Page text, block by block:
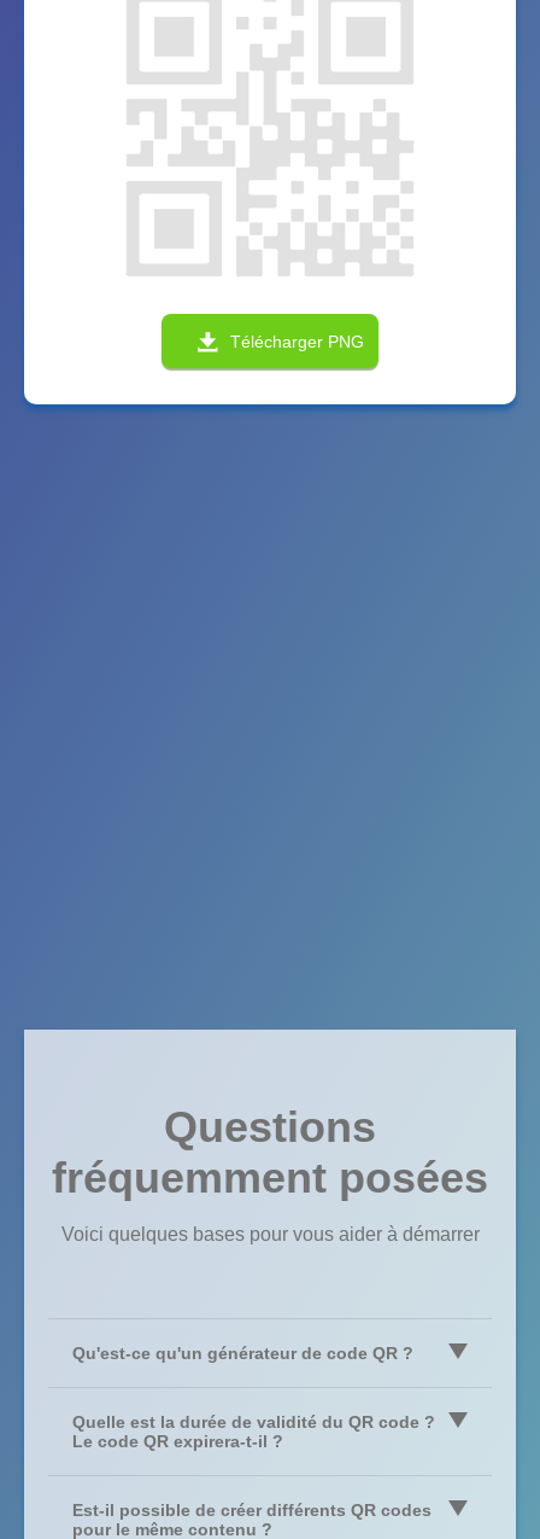
Télécharger PNG
Questions
fréquemment posées
Voici quelques bases pour vous aider à démarrer
Qu'est-ce qu'un générateur de code QR ?
l'adresse d'un site Web). Par exemple, cela peut être fait
données et de le télécharger au format PNG haute
Quelle est la durée de validité du QR code ?
Le code QR expirera-t-il ?
fonctionner après un certain temps. Vous ne pouvez tout
Est-il possible de créer différents QR codes
pour le même contenu ?